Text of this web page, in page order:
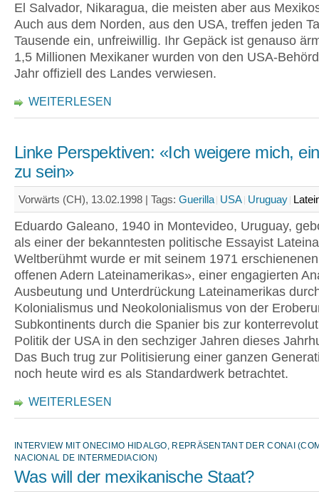
El Salvador, Nikaragua, die meisten aber aus
Auch aus dem Norden, aus den USA, treffen jeden
Tausende ein, unfreiwillig. Ihr Gepäck ist genauso
1,5 Millionen Mexikaner wurden von den USA-
Jahr offiziell des Landes verwiesen.
WEITERLESEN
Linke Perspektiven: «Ich weigere mich,
zu sein»
Vorwärts (CH), 13.02.1998 | Tags: Guerilla USA Uruguay
Eduardo Galeano, 1940 in Montevideo, Uruguay,
als einer der bekanntesten politische Essayist
Weltberühmt wurde er mit seinem 1971
offenen Adern Lateinamerikas», einer engagierten
Ausbeutung und Unterdrückung Lateinamerikas
Kolonialismus und Neokolonialismus von der
Subkontinents durch die Spanier bis zur
Politik der USA in den sechziger Jahren dieses
Das Buch trug zur Politisierung einer ganzen
noch heute wird es als Standardwerk betrachtet.
WEITERLESEN
INTERVIEW MIT ONECIMO HIDALGO, REPRÄSENTANT DER CONAI
NACIONAL DE INTERMEDIACION)
Was will der mexikanische Staat?